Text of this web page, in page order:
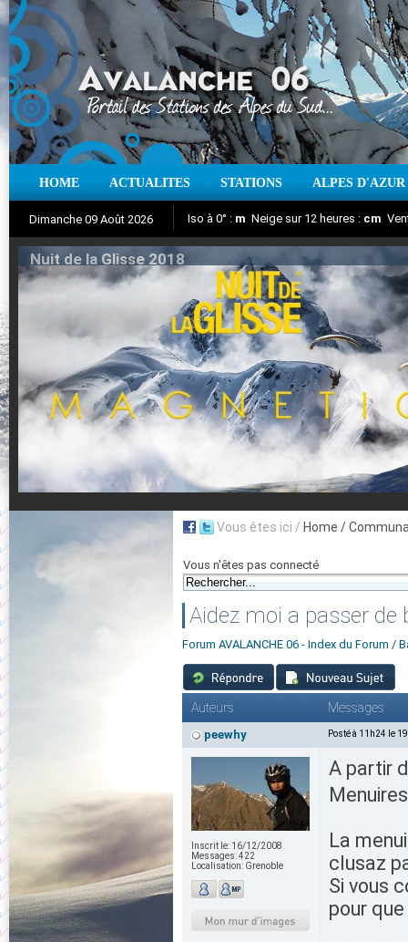
HOME ACTUALITES STATIONS ALPES D'AZUR
Dimanche 09 Août 2026
Aujourd'hui : T° Min : °C T° Max :°C
Iso à 0° : m Neige sur 12 heures : cm
Suivez en direct l'actualité des stations
Nuit de la Glisse 2018
Vous êtes ici / Home /
Vous n'êtes pas connecté
Aidez moi a passer de
Forum AVALANCHE 06 - Index du Forum /
Auteurs Messages
peewhy Posté à 11h24 le
Inscrit le: 16/12/2008
Messages:422
Localisation: Grenoble
A partir
La
clusaz
Si vous
pour